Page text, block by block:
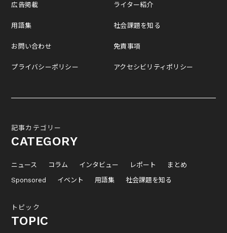
広告掲載
用語集
お問い合わせ
プライバシーポリシー
ライター紹介
社会課題を知る
免責事項
アクセシビリティポリシー
記事カテゴリー
CATEGORY
ニュース コラム インタビュー レポート
まとめ
Sponsored
イベント 用語集 社会課題を知る
トピック
TOPIC